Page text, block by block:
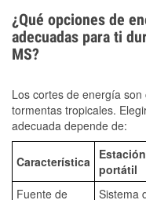
¿Qué opciones de
adecuadas para ti
MS?
Los cortes de energía
tormentas tropicales.
adecuada depende de:
Característica portátil
Fuente de Sistema